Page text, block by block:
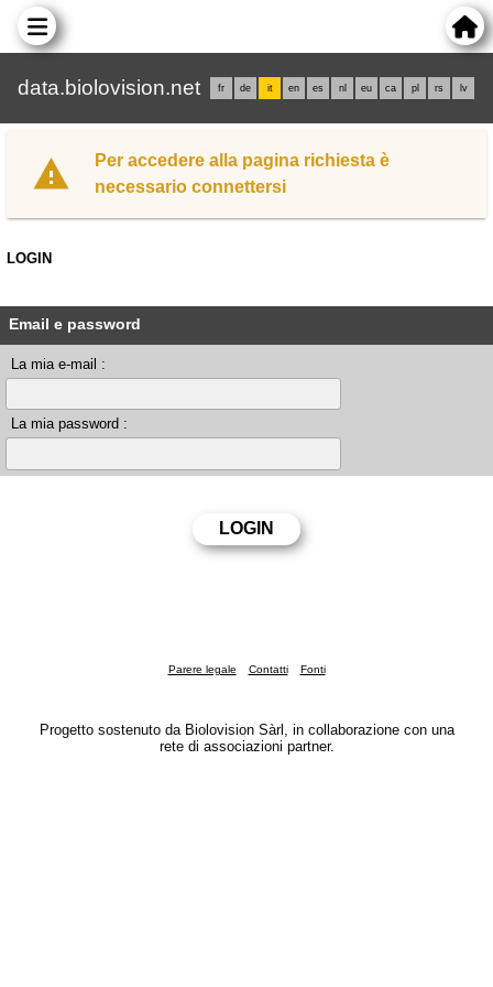
data.biolovision.net fr de it en es nl eu ca pl rs lv
Per accedere alla pagina richiesta è
necessario connettersi
LOGIN
Email e password
La mia e-mail :
La mia password :
Parere legale Contatti Fonti
Progetto sostenuto da Biolovision Sàrl, in collaborazione con una
rete di associazioni partner.